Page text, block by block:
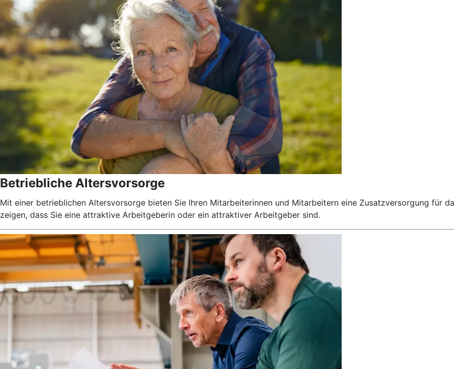
Betriebliche Altersvorsorge
Mit einer betrieblichen Altersvorsorge bieten Sie Ihren Mitarbeiterinnen und Mitarbeitern eine Zusatzversorgung für
zeigen, dass Sie eine attraktive Arbeitgeberin oder ein attraktiver Arbeitgeber sind.